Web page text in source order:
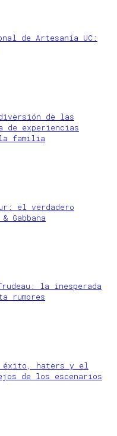
de Artesanía UC:
de las
de experiencias
familia
el verdadero
Gabbana
la inesperada
rumores
haters y el
de los escenarios